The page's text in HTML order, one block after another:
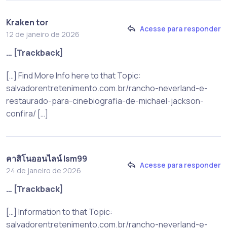
Kraken tor
12 de janeiro de 2026
Acesse para responder
… [Trackback]
[…] Find More Info here to that Topic:
salvadorentretenimento.com.br/rancho-neverland-e-
restaurado-para-cinebiografia-de-michael-jackson-
confira/ […]
คาสิโนออนไลน์ lsm99
24 de janeiro de 2026
Acesse para responder
… [Trackback]
[…] Information to that Topic:
salvadorentretenimento.com.br/rancho-neverland-e-